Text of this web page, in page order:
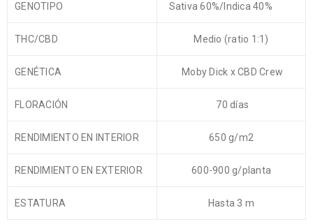
GENOTIPO Sativa 60%/Indica 40%
THC/CBD Medio (ratio 1:1)
GENÉTICA Moby Dick x CBD Crew
FLORACIÓN 70 días
RENDIMIENTO EN INTERIOR 650 g/m2
RENDIMIENTO EN EXTERIOR 600-900 g/planta
ESTATURA Hasta 3 m